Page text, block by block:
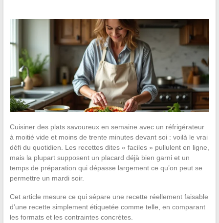
Cuisiner des plats savoureux en semaine avec un réfrigérateur
à moitié vide et moins de trente minutes devant soi : voilà le vrai
défi du quotidien. Les recettes dites « faciles » pullulent en ligne,
mais la plupart supposent un placard déjà bien garni et un
temps de préparation qui dépasse largement ce qu’on peut se
permettre un mardi soir.
Cet article mesure ce qui sépare une recette réellement faisable
d’une recette simplement étiquetée comme telle, en comparant
les formats et les contraintes concrètes.